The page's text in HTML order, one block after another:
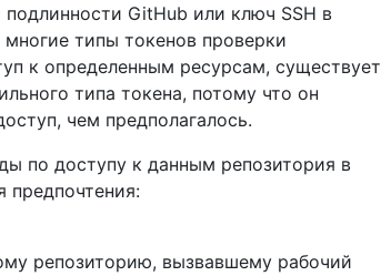
GitHub или ключ SSH в
типы токенов проверки
к определенным ресурсам, существует
типа токена, потому что он
чем предполагалось.
по доступу к данным репозитория в
предпочтения:
репозиторию, вызвавшему рабочий